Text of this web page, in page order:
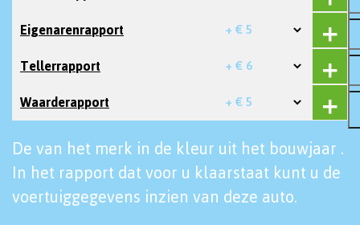
Eigenarenrapport + € 5
Tellerrapport + € 6
Waarderapport + € 5
De van het merk in de kleur uit het bouwjaar .
In het rapport dat voor u klaarstaat kunt u de
voertuiggegevens inzien van deze auto.